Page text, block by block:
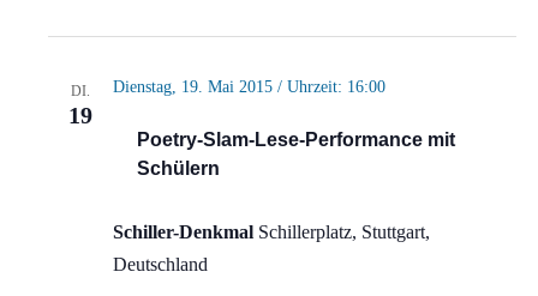
DI.
19
Poetry-Slam-Lese-Performance mit
Schülern
Dienstag, 19. Mai 2015 / Uhrzeit: 16:00
Schiller-Denkmal Schillerplatz, Stuttgart,
Deutschland